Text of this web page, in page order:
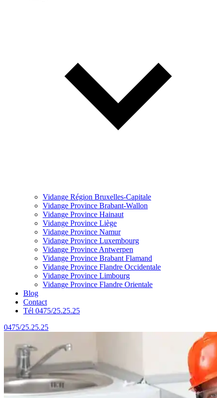
Vidange Région Bruxelles-Capitale
Vidange Province Brabant-Wallon
Vidange Province Hainaut
Vidange Province Liège
Vidange Province Namur
Vidange Province Luxembourg
Vidange Province Antwerpen
Vidange Province Brabant Flamand
Vidange Province Flandre Occidentale
Vidange Province Limbourg
Vidange Province Flandre Orientale
Blog
Contact
Tél 0475/25.25.25
0475/25.25.25